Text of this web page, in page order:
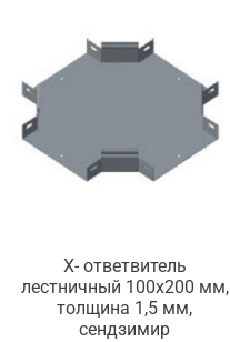
Х- ответвитель
лестничный 100х200 мм,
толщина 1,5 мм,
сендзимир